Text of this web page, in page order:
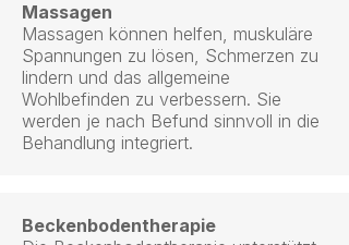
Massagen
Massagen können helfen, muskuläre
Spannungen zu lösen, Schmerzen zu
lindern und das allgemeine
Wohlbefinden zu verbessern. Sie
werden je nach Befund sinnvoll in die
Behandlung integriert.
Beckenbodentherapie